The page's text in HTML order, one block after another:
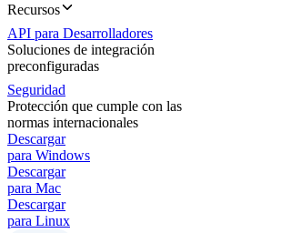
Recursos
API para Desarrolladores
Soluciones de integración
preconfiguradas
Seguridad
Protección que cumple con las
normas internacionales
Descargar
para Windows
Descargar
para Mac
Descargar
para Linux